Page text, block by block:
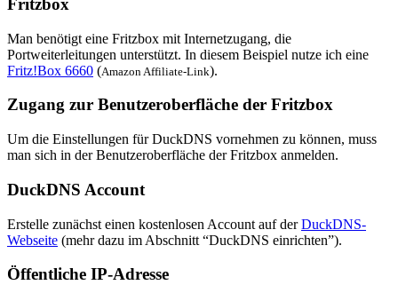
Fritzbox
Man benötigt eine Fritzbox mit Internetzugang, die
Portweiterleitungen unterstützt. In diesem Beispiel nutze ich eine
Fritz!Box 6660 (Amazon Affiliate-Link).
Zugang zur Benutzeroberfläche der Fritzbox
Um die Einstellungen für DuckDNS vornehmen zu können, muss
man sich in der Benutzeroberfläche der Fritzbox anmelden.
DuckDNS Account
Erstelle zunächst einen kostenlosen Account auf derDuckDNS-
Webseite (mehr dazu im Abschnitt “DuckDNS einrichten”).
Öffentliche IP-Adresse